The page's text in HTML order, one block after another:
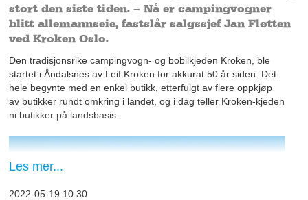
stort den siste tiden. – Nå er campingvogner
blitt allemannseie, fastslår salgssjef Jan Fløtten
ved Kroken Oslo.
Den tradisjonsrike campingvogn- og bobilkjeden Kroken, ble
startet i Åndalsnes av Leif Kroken for akkurat 50 år siden. Det
hele begynte med en enkel butikk, etterfulgt av flere oppkjøp
av butikker rundt omkring i landet, og i dag teller Kroken-kjeden
ni butikker på landsbasis.
Les mer...
2022-05-19 10.30